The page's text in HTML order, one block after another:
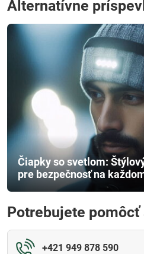
Alternatívne
Čiapky so svetlom:
pre bezpečnosť na
Potrebujete pomôcť
+421 949 878 590